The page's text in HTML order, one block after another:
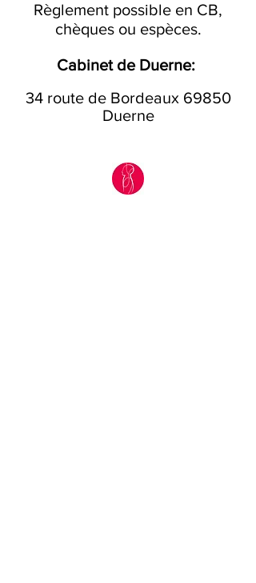
Règlement possible en CB,
chèques ou espèces.
Cabinet de Duerne:
34 route de Bordeaux 69850
Duerne